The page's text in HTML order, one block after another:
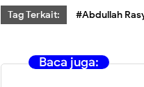
Tag Terkait: #Abdullah
Baca juga: